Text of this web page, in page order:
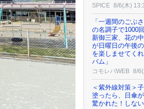
SPICE 8/6(木)
「一週間のごぶ
の名調子で1000
新御三家、花の
が日曜日の午後
を楽しませてく
バム」
コモレバWEB 8/
＜紫外線対策＞
塗ったら、日傘
驚かれた！しな